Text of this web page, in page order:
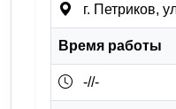
г. Петриков,
Время работы
-//-